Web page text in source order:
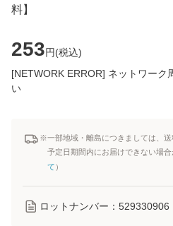
料】
253円(税込)
[NETWORK ERROR] ネットワーク
い
※一部地域・離島につきましては、
予定日期間内にお届けできない場合
て ）
ロットナンバー： 529330906